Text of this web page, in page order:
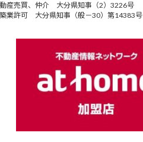
産売買、仲介 大分県知事（2）3226号
業許可 大分県知事（般－30）第14383号